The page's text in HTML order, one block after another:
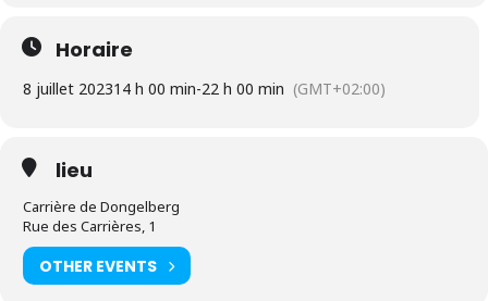
Horaire
8 juillet 202314 h 00 min-22 h 00 min (GMT+02:00)
lieu
Carrière de Dongelberg
Rue des Carrières, 1
OTHER EVENTS